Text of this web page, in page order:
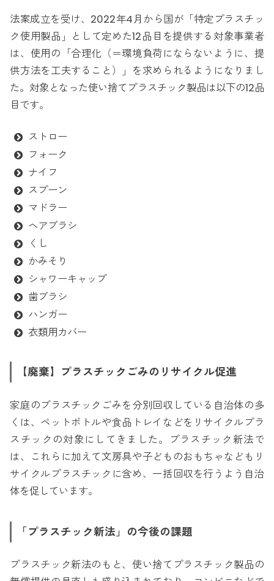
法案成立を受け、2022年4月から国が「特定プラスチッ
ク使用製品」として定めた12品目を提供する対象事業者
は、使用の「合理化（＝環境負荷にならないように、提
供方法を工夫すること）」を求められるようになりまし
た。対象となった使い捨てプラスチック製品は以下の12品
目です。
ストロー
フォーク
ナイフ
スプーン
マドラー
ヘアブラシ
くし
かみそり
シャワーキャップ
歯ブラシ
ハンガー
衣類用カバー
【廃棄】プラスチックごみのリサイクル促進
家庭のプラスチックごみを分別回収している自治体の多
くは、ペットボトルや食品トレイなどをリサイクルプラ
スチックの対象にしてきました。プラスチック新法で
は、これらに加えて文房具や子どものおもちゃなどもリ
サイクルプラスチックに含め、一括回収を行うよう自治
体を促しています。
「プラスチック新法」の今後の課題
プラスチック新法のもと、使い捨てプラスチック製品の